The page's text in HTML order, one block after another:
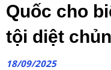
Quốc cho
tội diệt
18/09/2025